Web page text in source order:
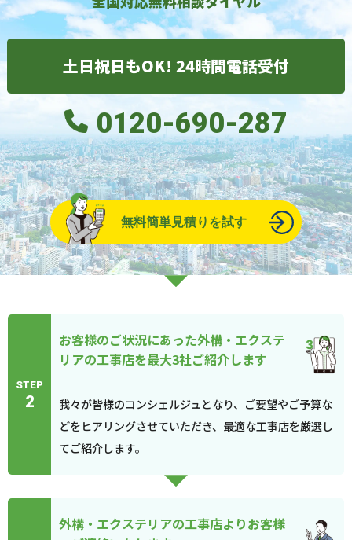
土日祝日もOK! 24時間電話受付
0120-690-287
無料簡単見積りを試す
STEP
2
お客様のご状況にあった外構・エクステ
リアの工事店を最大3社ご紹介します
我々が皆様のコンシェルジュとなり、ご要望やご予算な
どをヒアリングさせていただき、最適な工事店を厳選し
てご紹介します。
外構・エクステリアの工事店よりお客様